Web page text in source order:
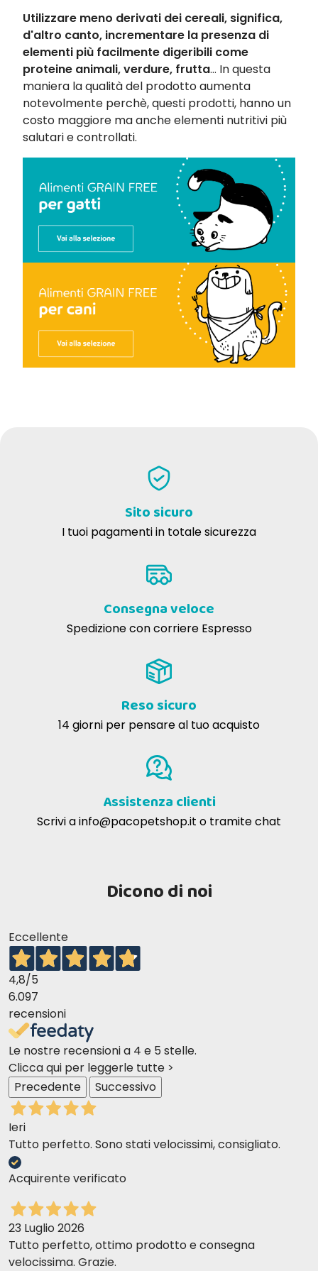
Utilizzare meno derivati dei cereali, significa,
d'altro canto, incrementare la presenza di
elementi più facilmente digeribili come
proteine animali, verdure, frutta... In questa
maniera la qualità del prodotto aumenta
notevolmente perchè, questi prodotti, hanno un
costo maggiore ma anche elementi nutritivi più
salutari e controllati.
Sito sicuro
I tuoi pagamenti in totale sicurezza
Consegna veloce
Spedizione con corriere Espresso
Reso sicuro
14 giorni per pensare al tuo acquisto
Assistenza clienti
Scrivi ainfo@pacopetshop.it o tramite chat
Dicono di noi
Eccellente
4,8/5
6.097
recensioni
Le nostre recensioni a 4 e 5 stelle.
Clicca qui per leggerle tutte >
Precedente
Successivo
Ieri
Tutto perfetto. Sono stati velocissimi, consigliato.
Acquirente verificato
23 Luglio 2026
Tutto perfetto, ottimo prodotto e consegna
velocissima. Grazie.